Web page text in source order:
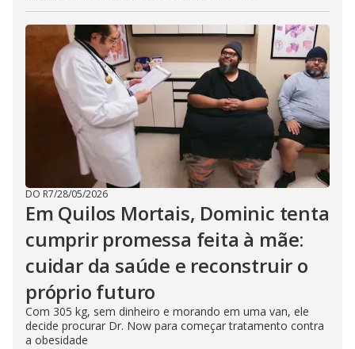
DO R7/28/05/2026
Em Quilos Mortais, Dominic tenta
cumprir promessa feita à mãe:
cuidar da saúde e reconstruir o
próprio futuro
Com 305 kg, sem dinheiro e morando em uma van, ele
decide procurar Dr. Now para começar tratamento contra
a obesidade